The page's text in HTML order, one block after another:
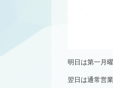
明日は第一月
翌日は通常営